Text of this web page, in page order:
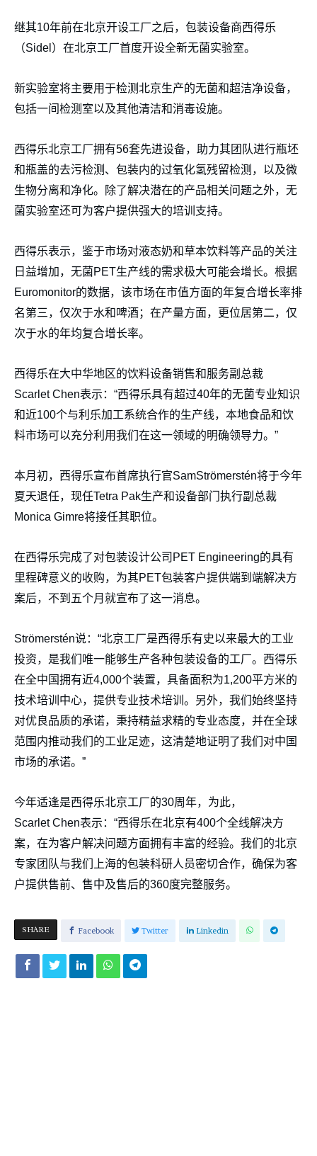
继其10年前在北京开设工厂之后，包装设备商西得乐
（Sidel）在北京工厂首度开设全新无菌实验室。
新实验室将主要用于检测北京生产的无菌和超洁净设备，
包括一间检测室以及其他清洁和消毒设施。
西得乐北京工厂拥有56套先进设备，助力其团队进行瓶坯
和瓶盖的去污检测、包装内的过氧化氢残留检测，以及微
生物分离和净化。除了解决潜在的产品相关问题之外，无
菌实验室还可为客户提供强大的培训支持。
西得乐表示，鉴于市场对液态奶和草本饮料等产品的关注
日益增加，无菌PET生产线的需求极大可能会增长。根据
Euromonitor的数据，该市场在市值方面的年复合增长率排
名第三，仅次于水和啤酒；在产量方面，更位居第二，仅
次于水的年均复合增长率。
西得乐在大中华地区的饮料设备销售和服务副总裁
Scarlet Chen表示：“西得乐具有超过40年的无菌专业知识
和近100个与利乐加工系统合作的生产线，本地食品和饮
料市场可以充分利用我们在这一领域的明确领导力。”
本月初，西得乐宣布首席执行官SamStrömerstén将于今年
夏天退任，现任Tetra Pak生产和设备部门执行副总裁
Monica Gimre将接任其职位。
在西得乐完成了对包装设计公司PET Engineering的具有
里程碑意义的收购，为其PET包装客户提供端到端解决方
案后，不到五个月就宣布了这一消息。
Strömerstén说：“北京工厂是西得乐有史以来最大的工业
投资，是我们唯一能够生产各种包装设备的工厂。西得乐
在全中国拥有近4,000个装置，具备面积为1,200平方米的
技术培训中心，提供专业技术培训。另外，我们始终坚持
对优良品质的承诺，秉持精益求精的专业态度，并在全球
范围内推动我们的工业足迹，这清楚地证明了我们对中国
市场的承诺。”
今年适逢是西得乐北京工厂的30周年，为此，
Scarlet Chen表示：“西得乐在北京有400个全线解决方
案，在为客户解决问题方面拥有丰富的经验。我们的北京
专家团队与我们上海的包装科研人员密切合作，确保为客
户提供售前、售中及售后的360度完整服务。
SHARE Facebook Twitter Linkedin